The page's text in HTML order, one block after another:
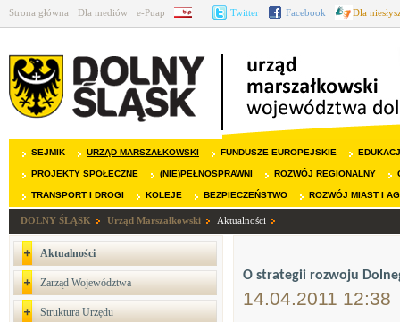
Strona główna Dla mediów e-Puap BIP Twitter Facebook Dla
SEJMIK URZĄD MARSZAŁKOWSKI FUNDUSZE EUROPEJSKIE
PROJEKTY SPOŁECZNE (NIE)PEŁNOSPRAWNI ROZWÓJ REGIONALNY
TRANSPORT I DROGI KOLEJE BEZPIECZEŃSTWO ROZWÓJ MIAST I
DOLNY ŚLĄSK Urząd Marszałkowski Aktualności
Aktualności
Zarząd Województwa
Struktura Urzędu
O strategii rozwoju
14.04.2011 12:38